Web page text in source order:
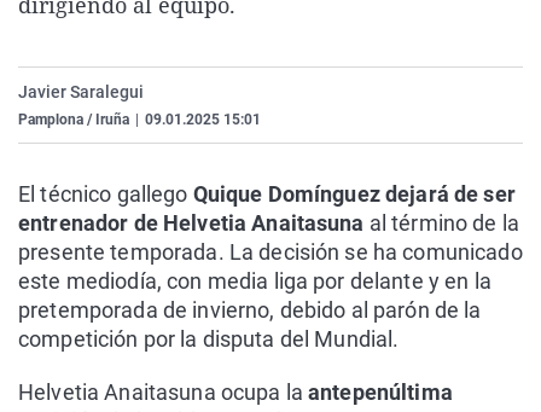
Gente viajera
Retornados
Operación Viuda
Galicia
Navarra
País Vasco
Televisión
Javier Saralegui
Pamplona / Iruña 09.01.2025 15:01
El técnico gallego Quique Domínguez dejará de ser
entrenador de Helvetia Anaitasuna al término de la
presente temporada. La decisión se ha comunicado
este mediodía, con media liga por delante y en la
pretemporada de invierno, debido al parón de la
competición por la disputa del Mundial.
Helvetia Anaitasuna ocupa laantepenúltima